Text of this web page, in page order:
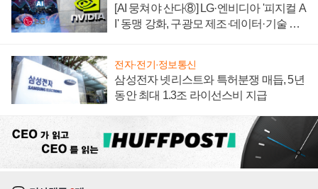
[AI 뭉쳐야 산다⑧] LG·엔비디아 '피지컬 A
I' 동맹 강화, 구광모 제조·데이터·기술 결
전자·전기·정보통신
삼성전자 넷리스트와 특허분쟁 매듭, 5년
동안 최대 1.3조 라이선스비 지급